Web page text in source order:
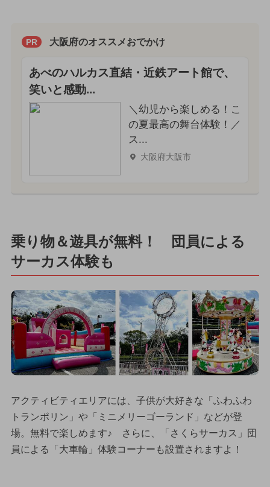
PR 大阪府のオススメおでかけ
あべのハルカス直結・近鉄アート館で、
笑いと感動...
＼幼児から楽しめる！こ
の夏最高の舞台体験！／
ス...
大阪府大阪市
乗り物＆遊具が無料！ 団員による
サーカス体験も
アクティビティエリアには、子供が大好きな「ふわふわ
トランポリン」や「ミニメリーゴーランド」などが登
場。無料で楽しめます♪ さらに、「さくらサーカス」団
員による「大車輪」体験コーナーも設置されますよ！